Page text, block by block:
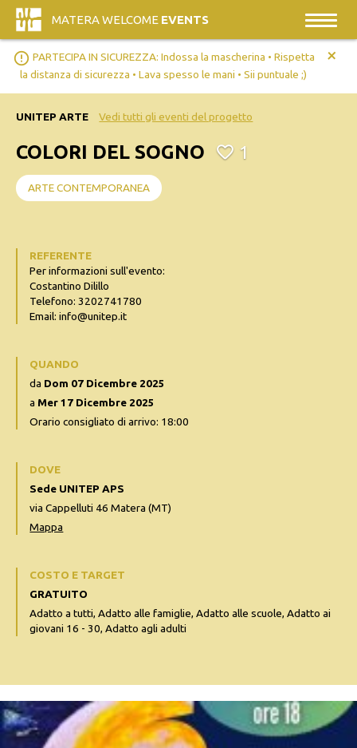
MATERA WELCOME EVENTS
error_outline PARTECIPA IN SICUREZZA: Indossa la mascherina • Rispetta
la distanza di sicurezza • Lava spesso le mani • Sii puntuale ;)
+
UNITEP ARTE Vedi tutti gli eventi del progetto
COLORI DEL SOGNO 1
ARTE CONTEMPORANEA
REFERENTE
Per informazioni sull'evento:
Costantino Dilillo
Telefono: 3202741780
Email: info@unitep.it
QUANDO
da Dom 07 Dicembre 2025
a Mer 17 Dicembre 2025
Orario consigliato di arrivo: 18:00
DOVE
Sede UNITEP APS
via Cappelluti 46 Matera (MT)
Mappa
COSTO E TARGET
GRATUITO
Adatto a tutti, Adatto alle famiglie, Adatto alle scuole, Adatto ai
giovani 16 - 30, Adatto agli adulti